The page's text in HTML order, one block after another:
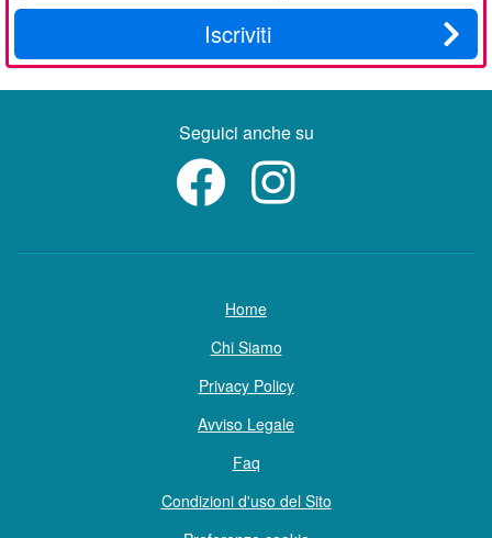
Iscriviti
Seguici anche su
Home
Chi Siamo
Privacy Policy
Avviso Legale
Faq
Condizioni d'uso del Sito